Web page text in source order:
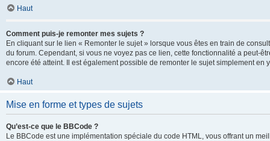
Haut
Comment puis-je remonter mes sujets ?
En cliquant sur le lien « Remonter le sujet » lorsque vous êtes en train de
du forum. Cependant, si vous ne voyez pas ce lien, cette fonctionnalité a peut-
encore été atteint. Il est également possible de remonter le sujet simplement
Haut
Mise en forme et types de sujets
Qu’est-ce que le BBCode ?
Le BBCode est une implémentation spéciale du code HTML, vous offrant un